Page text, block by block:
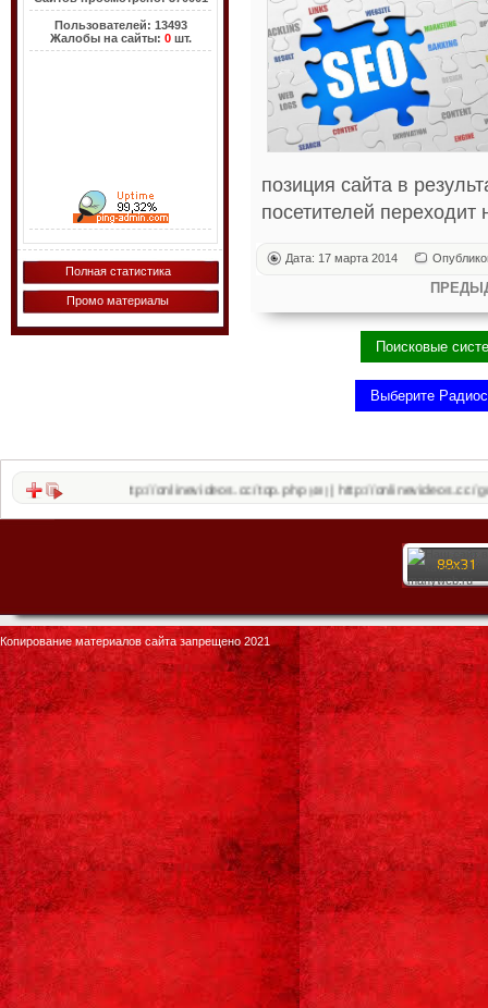
Пользователей: 13493
Жалобы на сайты: 0шт.
Полная статистика
Промо материалы
позиция сайта в
посетителей переходит
Дата: 17 марта 2014
http://onlinevideos.cc/top.php(48)|http://onlinevideos.cc/go/out.php
Копирование материалов сайта запрещено 2021